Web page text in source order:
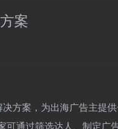
案
决方案，为出海广告主提
通过筛选达人、制定广